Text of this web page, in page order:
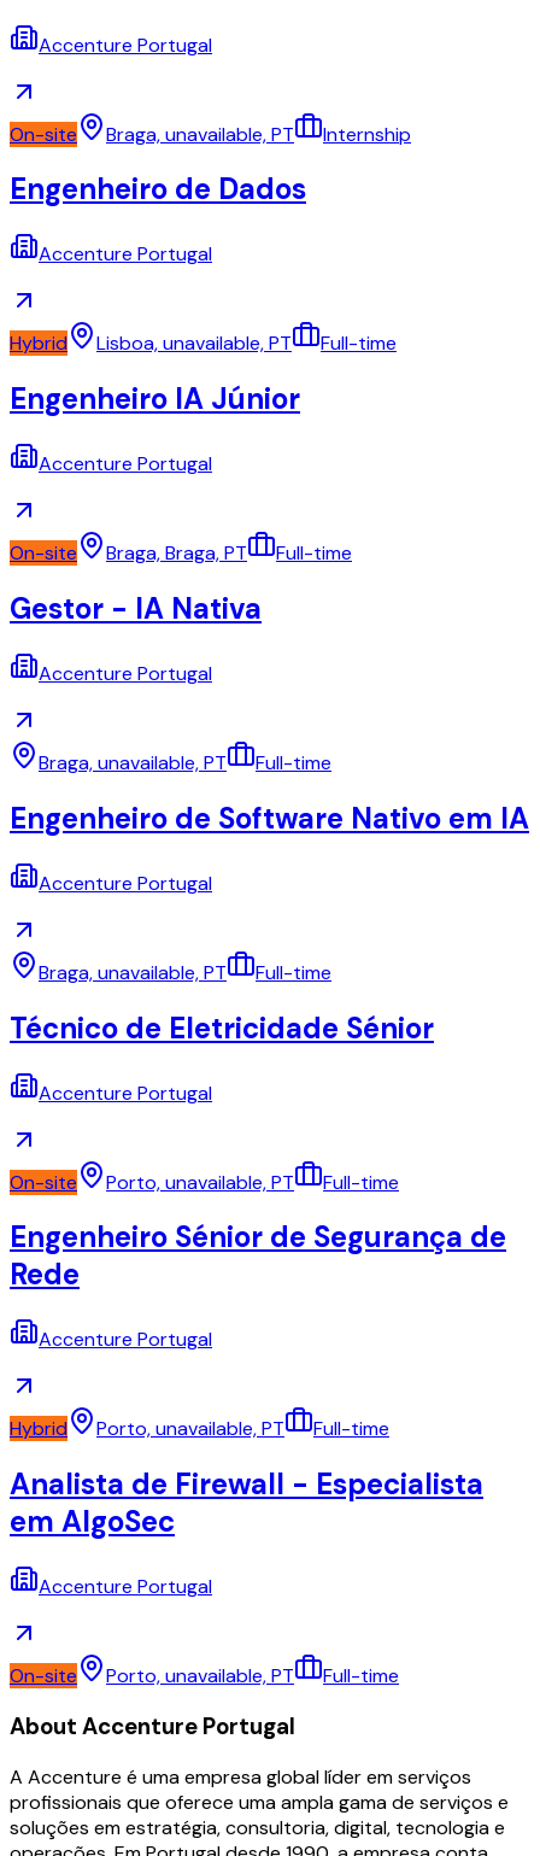
Accenture Portugal
On-site Braga, unavailable, PT Internship
Engenheiro de Dados
Accenture Portugal
Hybrid Lisboa, unavailable, PT Full-time
Engenheiro IA Júnior
Accenture Portugal
On-site Braga, Braga, PT Full-time
Gestor - IA Nativa
Accenture Portugal
Braga, unavailable, PT Full-time
Engenheiro de Software Nativo em IA
Accenture Portugal
Braga, unavailable, PT Full-time
Técnico de Eletricidade Sénior
Accenture Portugal
On-site Porto, unavailable, PT Full-time
Engenheiro Sénior de Segurança de
Rede
Accenture Portugal
Hybrid Porto, unavailable, PT Full-time
Analista de Firewall - Especialista
em AlgoSec
Accenture Portugal
On-site Porto, unavailable, PT Full-time
About Accenture Portugal
A Accenture é uma empresa global líder em serviços
profissionais que oferece uma ampla gama de serviços e
soluções em estratégia, consultoria, digital, tecnologia e